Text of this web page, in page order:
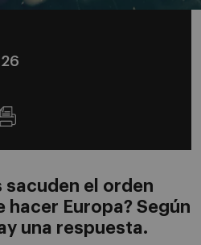
sacuden el orden
hacer Europa? Según
una respuesta.